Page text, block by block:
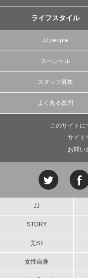
ライフスタイル
JJ people
スペシャル
スタッフ募集
よくある質問
このサイトに
サイト
お問い
JJ
STORY
美ST
女性自身